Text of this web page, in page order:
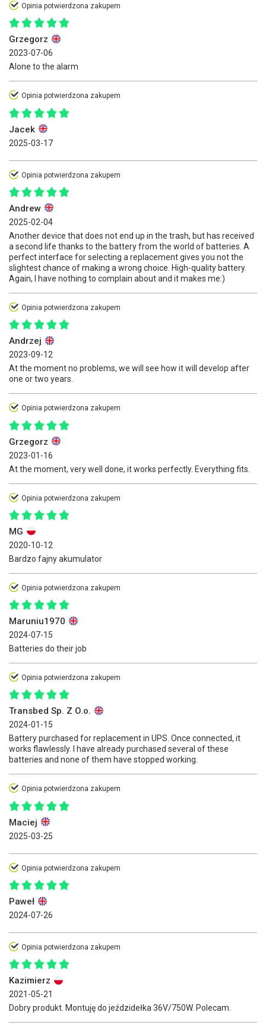
Opinia potwierdzona zakupem
Grzegorz
2023-07-06
Alone to the alarm
Opinia potwierdzona zakupem
Jacek
2025-03-17
Opinia potwierdzona zakupem
Andrew
2025-02-04
Another device that does not end up in the trash, but has received
a second life thanks to the battery from the world of batteries. A
perfect interface for selecting a replacement gives you not the
slightest chance of making a wrong choice. High-quality battery.
Again, I have nothing to complain about and it makes me:)
Opinia potwierdzona zakupem
Andrzej
2023-09-12
At the moment no problems, we will see how it will develop after
one or two years.
Opinia potwierdzona zakupem
Grzegorz
2023-01-16
At the moment, very well done, it works perfectly. Everything fits.
Opinia potwierdzona zakupem
MG
2020-10-12
Bardzo fajny akumulator
Opinia potwierdzona zakupem
Maruniu1970
2024-07-15
Batteries do their job
Opinia potwierdzona zakupem
Transbed Sp. Z O.o.
2024-01-15
Battery purchased for replacement in UPS. Once connected, it
works flawlessly. I have already purchased several of these
batteries and none of them have stopped working.
Opinia potwierdzona zakupem
Maciej
2025-03-25
Opinia potwierdzona zakupem
Paweł
2024-07-26
Opinia potwierdzona zakupem
Kazimierz
2021-05-21
Dobry produkt. Montuję do jeździdełka 36V/750W. Polecam.